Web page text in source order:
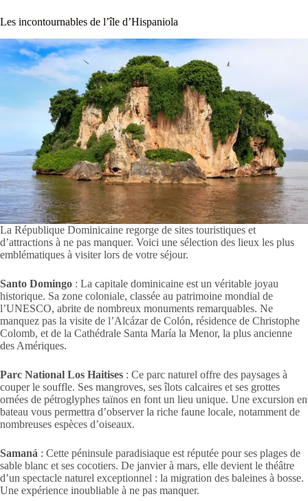
Les incontournables de l’île d’Hispaniola
La République Dominicaine regorge de sites touristiques et
d’attractions à ne pas manquer. Voici une sélection des lieux les plus
emblématiques à visiter lors de votre séjour.
Santo Domingo : La capitale dominicaine est un véritable joyau
historique. Sa zone coloniale, classée au patrimoine mondial de
l’UNESCO, abrite de nombreux monuments remarquables. Ne
manquez pas la visite de l’Alcázar de Colón, résidence de Christophe
Colomb, et de la Cathédrale Santa María la Menor, la plus ancienne
des Amériques.
Parc National Los Haitises : Ce parc naturel offre des paysages à
couper le souffle. Ses mangroves, ses îlots calcaires et ses grottes
ornées de pétroglyphes taïnos en font un lieu unique. Une excursion en
bateau vous permettra d’observer la riche faune locale, notamment de
nombreuses espèces d’oiseaux.
Samaná : Cette péninsule paradisiaque est réputée pour ses plages de
sable blanc et ses cocotiers. De janvier à mars, elle devient le théâtre
d’un spectacle naturel exceptionnel : la migration des baleines à bosse.
Une expérience inoubliable à ne pas manquer.